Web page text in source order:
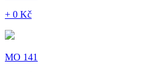
+ 0 Kč
MO 141